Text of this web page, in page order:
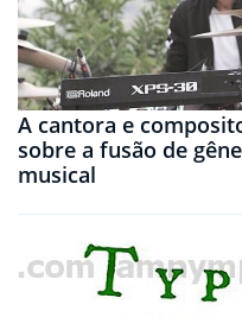
A cantora e
sobre a fusão de
musical